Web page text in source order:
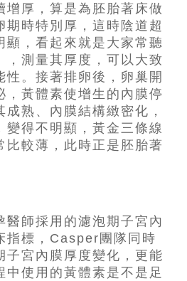
增厚，算是為胚胎著床做
期時特別厚，這時陰道超
顯，看起來就是大家常聽
，測量其厚度，可以大致
性。接著排卵後，卵巢開
，黃體素使增生的內膜停
熟、內膜結構緻密化，
變得不明顯，黃金三條線
比較薄，此時正是胚胎著
醫師採用的濾泡期子宮內
指標，Casper團隊同時
子宮內膜厚度變化，更能
中使用的黃體素是不是足